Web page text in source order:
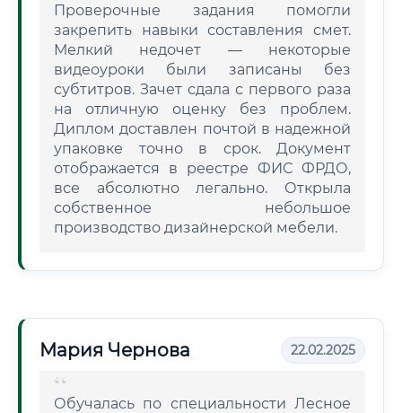
Проверочные задания помогли
закрепить навыки составления смет.
Мелкий недочет — некоторые
видеоуроки были записаны без
субтитров. Зачет сдала с первого раза
на отличную оценку без проблем.
Диплом доставлен почтой в надежной
упаковке точно в срок. Документ
отображается в реестре ФИС ФРДО,
все абсолютно легально. Открыла
собственное небольшое
производство дизайнерской мебели.
Мария Чернова 22.02.2025
Обучалась по специальности Лесное